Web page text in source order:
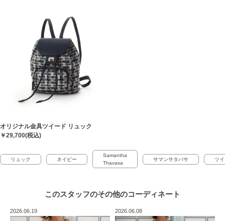
オリジナル金具ツイード リュック
￥29,700(税込)
リュック ネイビー
Samantha
Thavasa
サマンサタバサ ツ
このスタッフのその他のコーディネート
2026.06.19 2026.06.08